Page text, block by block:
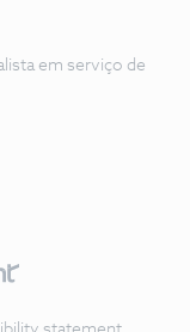
em serviço de